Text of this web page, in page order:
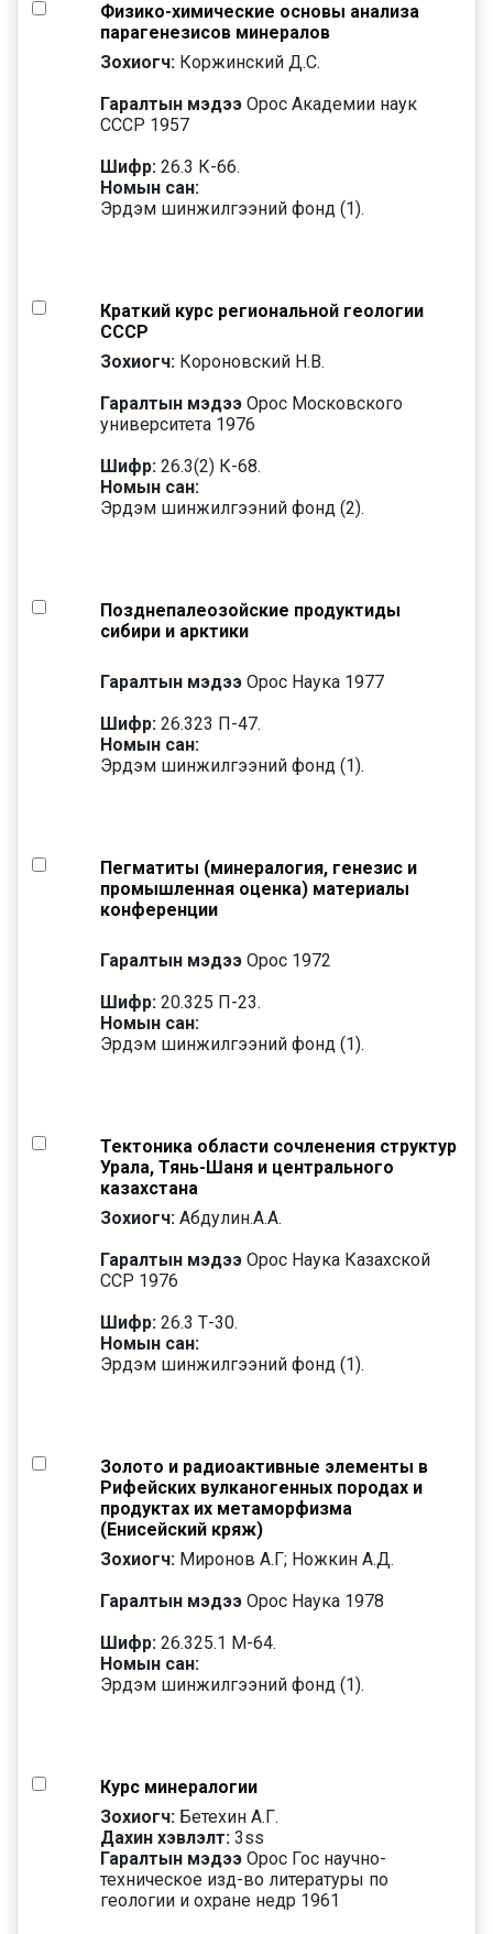
Физико-химические основы анализа
парагенезисов минералов
Зохиогч: Коржинский Д.С.
Гаралтын мэдээ Орос Академии наук
СССР 1957
Шифр: 26.3 К-66.
Номын сан:
Эрдэм шинжилгээний фонд (1).
Краткий курс региональной геологии
СССР
Зохиогч: Короновский Н.В.
Гаралтын мэдээ Орос Московского
университета 1976
Шифр: 26.3(2) К-68.
Номын сан:
Эрдэм шинжилгээний фонд (2).
Позднепалеозойские продуктиды
сибири и арктики
Гаралтын мэдээ Орос Наука 1977
Шифр: 26.323 П-47.
Номын сан:
Эрдэм шинжилгээний фонд (1).
Пегматиты (минералогия, генезис и
промышленная оценка) материалы
конференции
Гаралтын мэдээ Орос 1972
Шифр: 20.325 П-23.
Номын сан:
Эрдэм шинжилгээний фонд (1).
Тектоника области сочленения структур
Урала, Тянь-Шаня и центрального
казахстана
Зохиогч: Абдулин.А.А.
Гаралтын мэдээ Орос Наука Казахской
ССР 1976
Шифр: 26.3 Т-30.
Номын сан:
Эрдэм шинжилгээний фонд (1).
Золото и радиоактивные элементы в
Рифейских вулканогенных породах и
продуктах их метаморфизма
(Енисейский кряж)
Зохиогч: Миронов А.Г; Ножкин А.Д.
Гаралтын мэдээ Орос Наука 1978
Шифр: 26.325.1 М-64.
Номын сан:
Эрдэм шинжилгээний фонд (1).
Курс минералогии
Зохиогч: Бетехин А.Г.
Дахин хэвлэлт: 3ss
Гаралтын мэдээ Орос Гос научно-
техническое изд-во литературы по
геологии и охране недр 1961